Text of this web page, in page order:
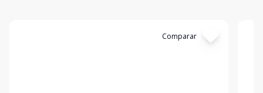
Comparar